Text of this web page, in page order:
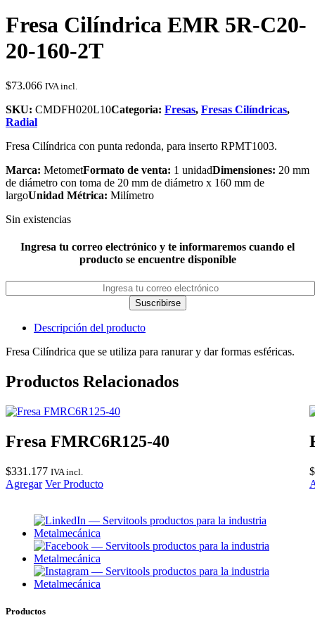
Fresa Cilíndrica EMR 5R-C20-
20-160-2T
$73.066 IVA incl.
SKU: CMDFH020L10Categoria: Fresas, Fresas Cilíndricas,
Radial
Fresa Cilíndrica con punta redonda, para inserto RPMT1003.
Marca: MetometFormato de venta: 1 unidadDimensiones: 20 mm
de diámetro con toma de 20 mm de diámetro x 160 mm de
largoUnidad Métrica: Milímetro
Sin existencias
Ingresa tu correo electrónico y te informaremos cuando el
producto se encuentre disponible
Suscribirse
Descripción del producto
Fresa Cilíndrica que se utiliza para ranurar y dar formas esféricas.
Productos Relacionados
Fresa FMRC6R125-40
$331.177 IVA incl.
Agregar Ver Producto
$
Productos